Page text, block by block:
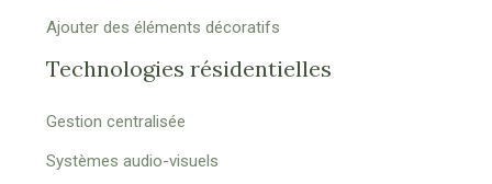
Ajouter des éléments décoratifs
Technologies résidentielles
Gestion centralisée
Systèmes audio-visuels